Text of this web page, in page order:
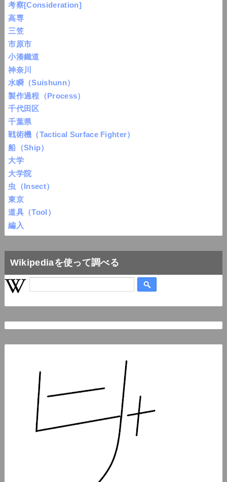
考察[Consideration]
高専
三笠
市原市
小湊鐵道
神奈川
水瞬（Suishunn）
製作過程（Process）
千代田区
千葉県
戦術機（Tactical Surface Fighter）
船（Ship）
大学
大学院
虫（Insect）
東京
道具（Tool）
編入
Wikipediaを使って調べる